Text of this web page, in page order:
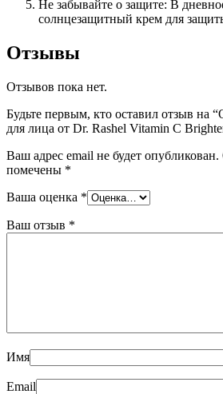
Не забывайте о защите: В
солнцезащитный крем для
Отзывы
Отзывов пока нет.
Будьте первым, кто оставил отзыв на
для лица от Dr. Rashel Vitamin C
Ваш адрес email не будет опубликован.
помечены *
Ваша оценка *
Ваш отзыв *
Имя
Email